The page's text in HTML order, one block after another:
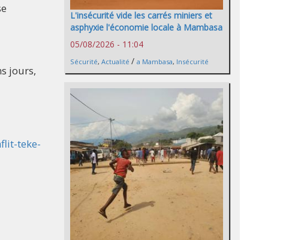
jours,
teke-
L'insécurité vide les carrés miniers et
asphyxie l'économie locale à Mambasa
05/08/2026 - 11:04
Sécurité, Actualité / a Mambasa, Insécurité